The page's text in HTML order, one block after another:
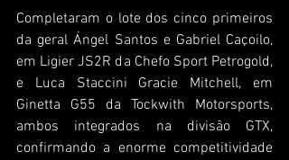
Completaram o lote dos cinco primeiros
da geral Ángel Santos e Gabriel Caçoilo,
em Ligier JS2R da Chefo Sport Petrogold,
e Luca Staccini Gracie Mitchell, em
Ginetta G55 da Tockwith Motorsports,
ambos integrados na divisão GTX,
confirmando a enorme competitividade